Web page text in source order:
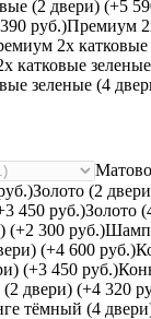
(2 двери) (+5
руб.)Премиум
2х катковые
катковые
зеленые (4
Золото (2
450 руб.)Золото
(+2 300 руб.)
(+4 600 руб.)
(+3 450 руб.)
двери) (+4 320
тёмный (4